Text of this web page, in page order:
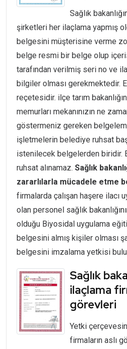
Sağlık
şirketleri her ilaçlama yapmış
belgesini müşterisine verme
belge resmi bir belge olup
tarafından verilmiş seri no ve
bilgiler olması gerekmektedir.
reçetesidir. ilçe tarım
memurları mekanınızın ne
göstermeniz gereken
işletmelerin belediye ruhsat
istenilecek belgelerden biridir.
ruhsat alınamaz. Sağlık
zararlılarla mücadele etme
firmalarda çalışan haşere ilacı
olan personel sağlık
olduğu Biyosidal uygulama
belgesini almış kişiler olması
belgesini imzalama yetkisi
Sağlık
ilaçlama
görevleri
Yetki
firmaların aslı